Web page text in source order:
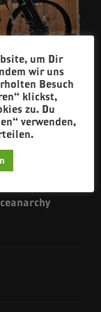
#gs750
Pneus, dann
um Dir
wir uns
Besuch
klickst,
zu. Du
verwenden,